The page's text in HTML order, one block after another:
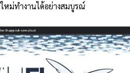
หม่ทำงานได้อย่างสมบูรณ์